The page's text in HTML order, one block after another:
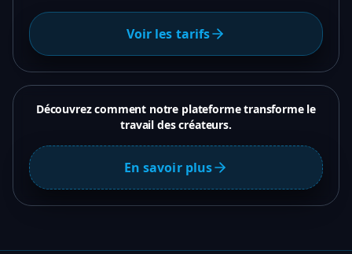
Voir les tarifs
Découvrez comment notre plateforme transforme le
travail des créateurs.
En savoir plus